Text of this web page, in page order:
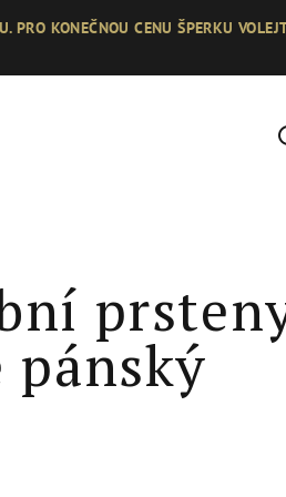
PRO KONEČNOU CENU ŠPERKU
pánský